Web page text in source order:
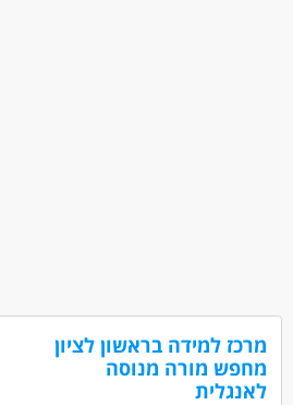
מרכז למידה בראשון לציון
מחפש מורה מנוסה
לאנגלית